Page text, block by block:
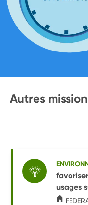
Autres
usages